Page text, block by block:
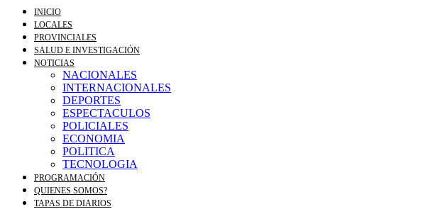
INICIO
LOCALES
PROVINCIALES
SALUD E INVESTIGACIÓN
NOTICIAS
NACIONALES
INTERNACIONALES
DEPORTES
ESPECTACULOS
POLICIALES
ECONOMIA
POLITICA
TECNOLOGIA
PROGRAMACIÓN
QUIENES SOMOS?
TAPAS DE DIARIOS